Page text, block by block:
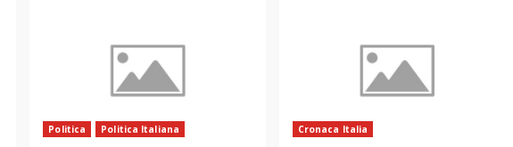
Politica Politica Italiana Cronaca Italia